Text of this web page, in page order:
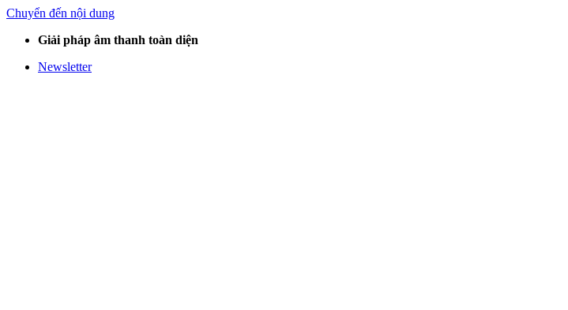
Chuyển đến nội dung
Giải pháp âm thanh toàn diện
Newsletter